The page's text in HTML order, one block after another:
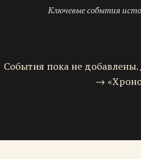
Ключевые события
События пока не
→